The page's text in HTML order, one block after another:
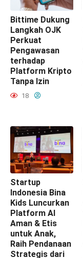
Bittime Dukung
Langkah OJK
Perkuat
Pengawasan
terhadap
Platform Kripto
Tanpa Izin
18
Startup
Indonesia Bina
Kids Luncurkan
Platform AI
Aman & Etis
untuk Anak,
Raih Pendanaan
Strategis dari